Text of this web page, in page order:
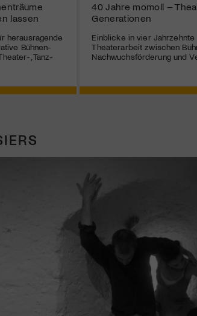
lassen
herausragende
Bühnen-
, Tanz-
40 Jahre momoll –
Generationen
Einblicke in vier Jahrzehnte
Theaterarbeit zwischen
Nachwuchsförderung und